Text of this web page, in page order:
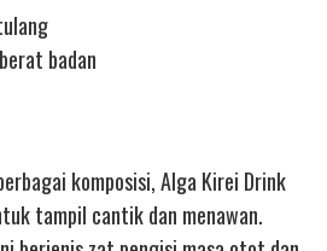
badan
komposisi, Alga Kirei Drink
tampil cantik dan menawan.